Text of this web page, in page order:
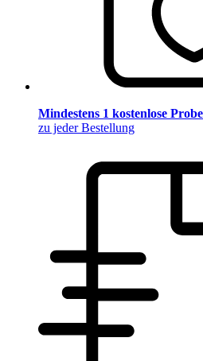
Mindestens 1 kostenlose Probe
zu jeder Bestellung